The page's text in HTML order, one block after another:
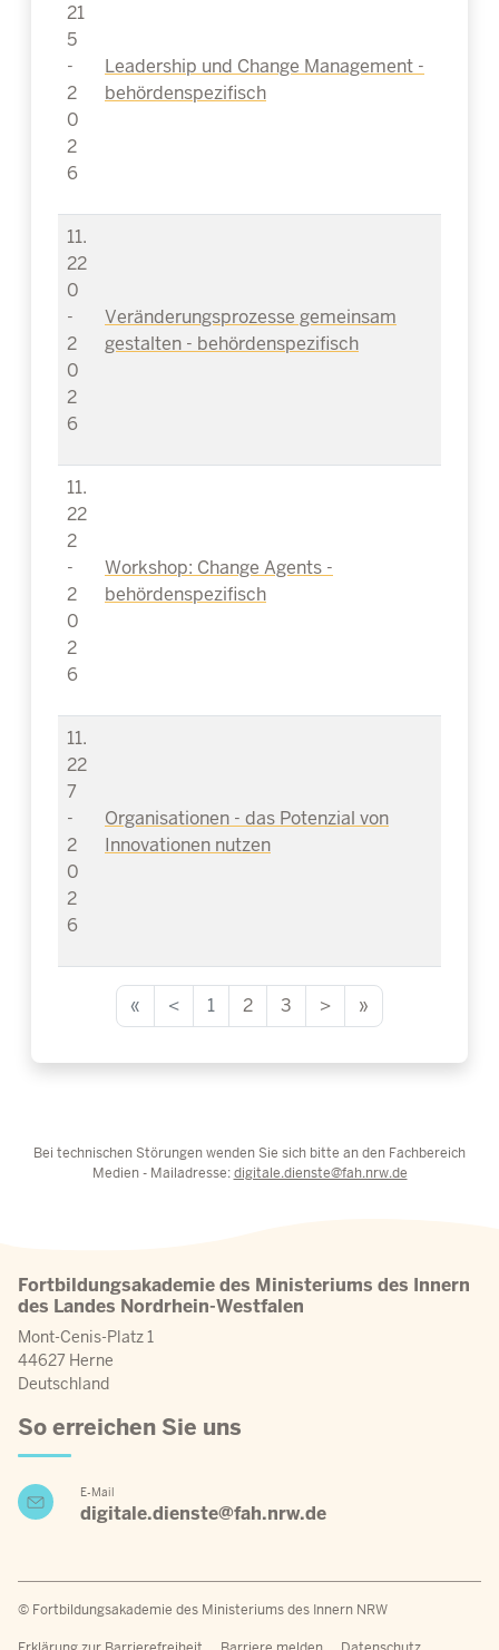
21
5
-
2
0
2
6
Leadership und Change Management -
behördenspezifisch
11.
22
0
-
2
0
2
6
Veränderungsprozesse gemeinsam
gestalten - behördenspezifisch
11.
22
2
-
2
0
2
6
Workshop: Change Agents -
behördenspezifisch
11.
22
7
-
2
0
2
6
Organisationen - das Potenzial von
Innovationen nutzen
« < 1 2 3 > »
Bei technischen Störungen wenden Sie sich bitte an den Fachbereich
Medien - Mailadresse:digitale.dienste@fah.nrw.de
Fortbildungsakademie des Ministeriums des Innern
des Landes Nordrhein-Westfalen
Mont-Cenis-Platz 1
44627 Herne
Deutschland
So erreichen Sie uns
E-Mail
digitale.dienste@fah.nrw.de
© Fortbildungsakademie des Ministeriums des Innern NRW